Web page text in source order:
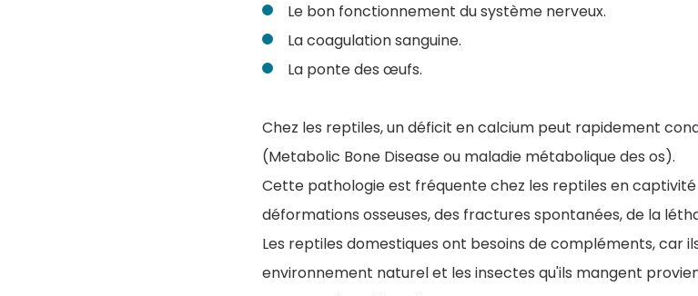
Le bon fonctionnement du système nerveux.
La coagulation sanguine.
La ponte des œufs.
Chez les reptiles, un déficit en calcium peut rapidement
(Metabolic Bone Disease ou maladie métabolique des os).
Cette pathologie est fréquente chez les reptiles en
déformations osseuses, des fractures spontanées, de la
Les reptiles domestiques ont besoins de compléments, car
environnement naturel et les insectes qu'ils mangent